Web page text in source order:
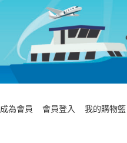
成為會員 會員登入 我的購物籃